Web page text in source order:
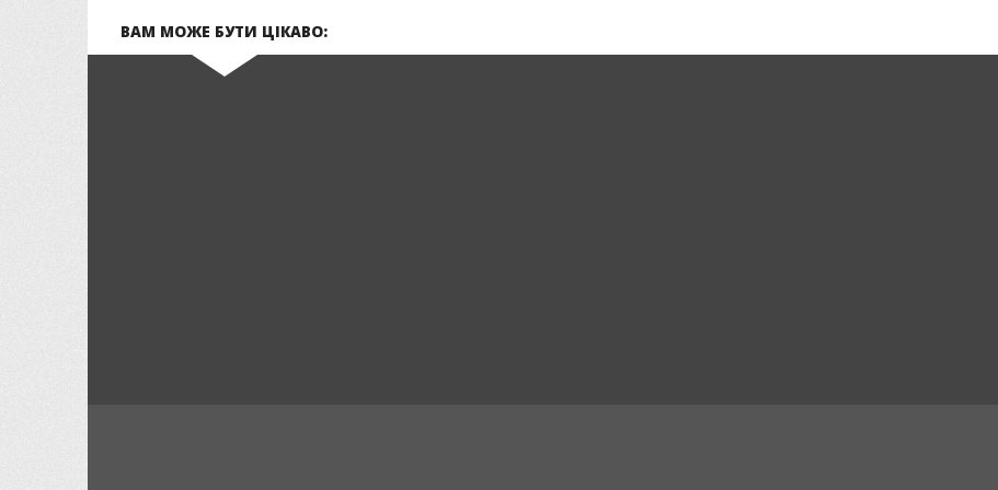
ВАМ МОЖЕ БУТИ ЦІКАВО: